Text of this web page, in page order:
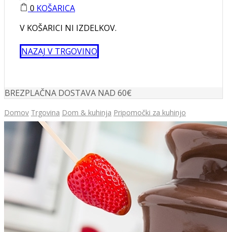
0 KOŠARICA
V KOŠARICI NI IZDELKOV.
NAZAJ V TRGOVINO
BREZPLAČNA DOSTAVA NAD 60€
Domov Trgovina Dom & kuhinja Pripomočki za kuhinjo